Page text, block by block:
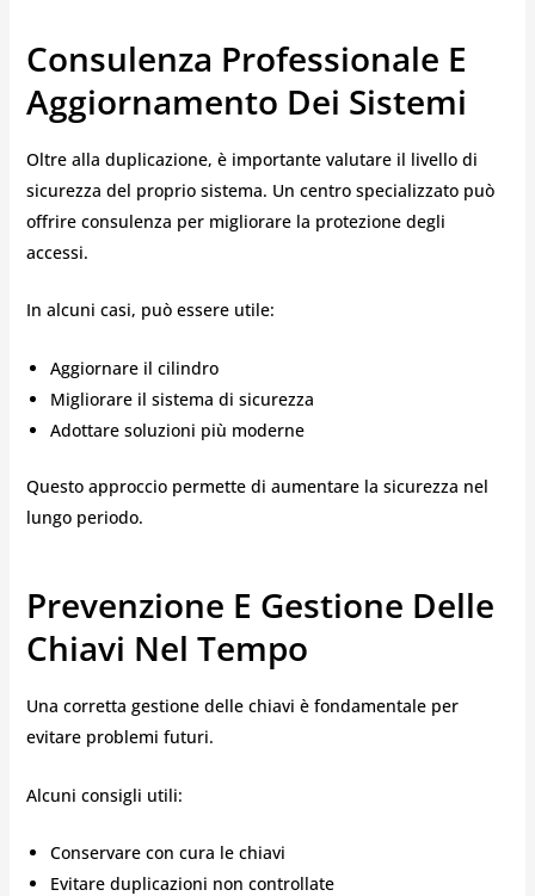
Consulenza Professionale E
Aggiornamento Dei Sistemi
Oltre alla duplicazione, è importante valutare il livello di
sicurezza del proprio sistema. Un centro specializzato può
offrire consulenza per migliorare la protezione degli
accessi.
In alcuni casi, può essere utile:
Aggiornare il cilindro
Migliorare il sistema di sicurezza
Adottare soluzioni più moderne
Questo approccio permette di aumentare la sicurezza nel
lungo periodo.
Prevenzione E Gestione Delle
Chiavi Nel Tempo
Una corretta gestione delle chiavi è fondamentale per
evitare problemi futuri.
Alcuni consigli utili:
Conservare con cura le chiavi
Evitare duplicazioni non controllate